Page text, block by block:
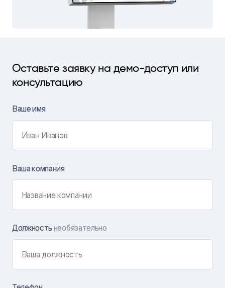
Оставьте заявку на демо-доступ или
консультацию
Ваше имя
Ваша компания
Должность необязательно